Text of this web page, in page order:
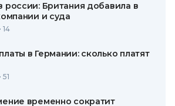
россии: Британия добавила в
и суда
14
в Германии: сколько платят
51
временно сократит